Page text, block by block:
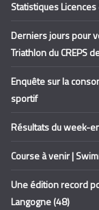
Statistiques
Derniers jours pour
Triathlon du CREPS
Enquête sur la
sportif
Résultats du week-
Course à venir |
Une édition record
Langogne (48)